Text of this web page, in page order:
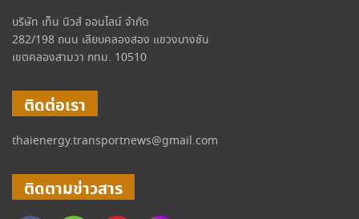
บริษัท เท็น นิวส์ ออนไลน์ จำกัด
282/198 ถนน เลียบคลองสอง แขวงบางชัน
เขตคลองสามวา กทม. 10510
ติดต่อเรา
thaienergy.transportnews@gmail.com
ติดตามข่าวสาร